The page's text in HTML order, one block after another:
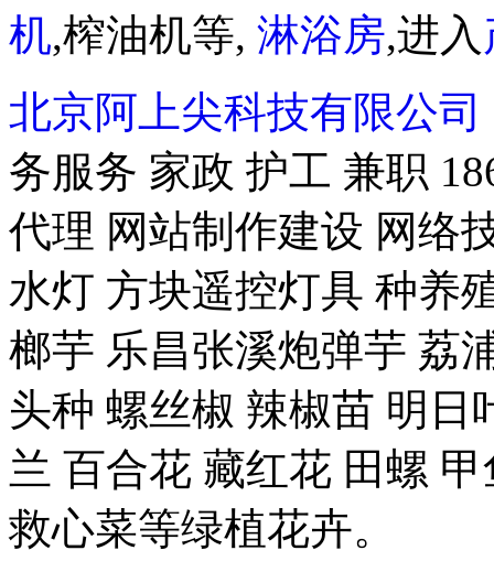
机,榨油机等, 淋浴房,进入
北京阿上尖科技有限公司
务服务 家政 护工 兼职
代理 网站制作建设 网络
水灯 方块遥控灯具 种养
榔芋 乐昌张溪炮弹芋 荔
头种 螺丝椒 辣椒苗 明日
兰 百合花 藏红花 田螺
救心菜等绿植花卉。